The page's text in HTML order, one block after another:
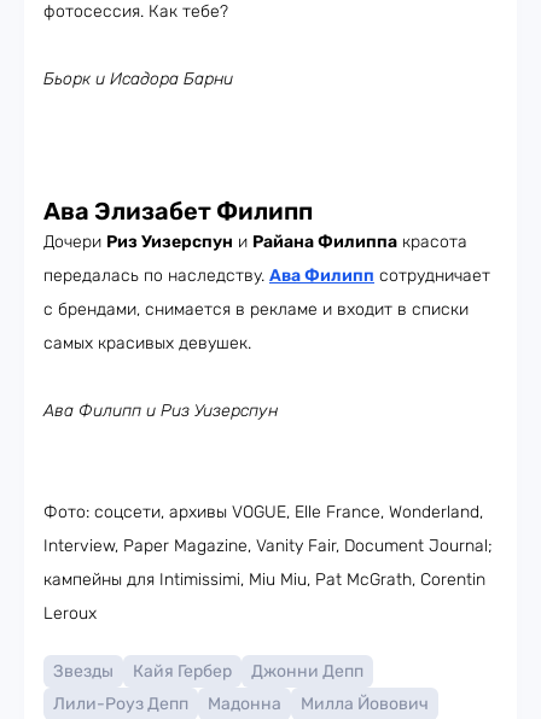
фотосессия. Как тебе?
Бьорк и Исадора Барни
Ава Элизабет Филипп
Дочери Риз Уизерспун и Райана Филиппа красота
передалась по наследству. Ава Филипп сотрудничает
с брендами, снимается в рекламе и входит в списки
самых красивых девушек.
Ава Филипп и Риз Уизерспун
Фото: соцсети, архивы VOGUE, Elle France, Wonderland,
Interview, Paper Magazine, Vanity Fair, Document Journal;
кампейны для Intimissimi, Miu Miu, Pat McGrath, Corentin
Leroux
Звезды Кайя Гербер
Джонни Депп
Лили-Роуз Депп
Мадонна
Милла Йовович